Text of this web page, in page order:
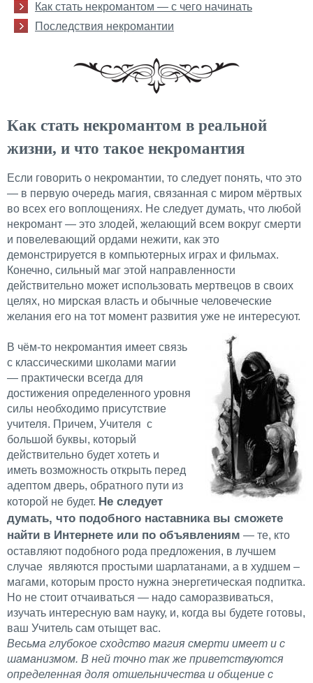
Как стать некромантом — с чего начинать
Последствия некромантии
Как стать некромантом в реальной
жизни, и что такое некромантия
Если говорить о некромантии, то следует понять, что это
— в первую очередь магия, связанная с миром мёртвых
во всех его воплощениях. Не следует думать, что любой
некромант — это злодей, желающий всем вокруг смерти
и повелевающий ордами нежити, как это
демонстрируется в компьютерных играх и фильмах.
Конечно, сильный маг этой направленности
действительно может использовать мертвецов в своих
целях, но мирская власть и обычные человеческие
желания его на тот момент развития уже не интересуют.
В чём-то некромантия имеет связь
с классическими школами магии
— практически всегда для
достижения определенного уровня
силы необходимо присутствие
учителя. Причем, Учителя с
большой буквы, который
действительно будет хотеть и
иметь возможность открыть перед
адептом дверь, обратного пути из
которой не будет. Не следует
думать, что подобного наставника вы сможете
найти в Интернете или по объявлениям — те, кто
оставляют подобного рода предложения, в лучшем
случае являются простыми шарлатанами, а в худшем –
магами, которым просто нужна энергетическая подпитка.
Но не стоит отчаиваться — надо саморазвиваться,
изучать интересную вам науку, и, когда вы будете готовы,
ваш Учитель сам отыщет вас.
Весьма глубокое сходство магия смерти имеет и с
шаманизмом. В ней точно так же приветствуются
определенная доля отшельничества и общение с